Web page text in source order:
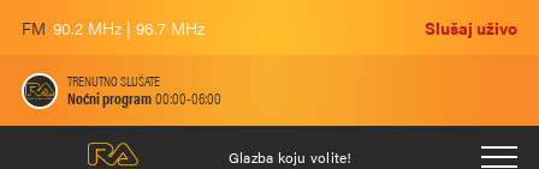
FM 90.2 MHz | 96.7 MHz Slušaj uživo
TRENUTNO SLUŠATE
Noćni program00:00-06:00
Glazba koju volite!